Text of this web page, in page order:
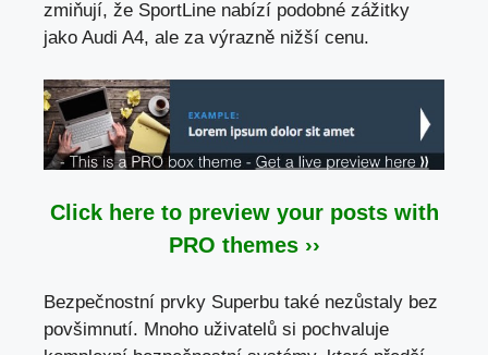
zmiňují, že SportLine nabízí podobné zážitky
jako Audi A4, ale za výrazně nižší cenu.
Click here to preview your posts with
PRO themes ››
Bezpečnostní prvky Superbu také nezůstaly bez
povšimnutí. Mnoho uživatelů si pochvaluje